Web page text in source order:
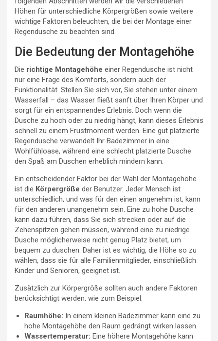
Höhen für unterschiedliche Körpergrößen sowie weitere
wichtige Faktoren beleuchten, die bei der Montage einer
Regendusche zu beachten sind.
Die Bedeutung der Montagehöhe
Die richtige Montagehöhe einer Regendusche ist nicht
nur eine Frage des Komforts, sondern auch der
Funktionalität. Stellen Sie sich vor, Sie stehen unter einem
Wasserfall – das Wasser fließt sanft über Ihren Körper und
sorgt für ein entspannendes Erlebnis. Doch wenn die
Dusche zu hoch oder zu niedrig hängt, kann dieses Erlebnis
schnell zu einem Frustmoment werden. Eine gut platzierte
Regendusche verwandelt Ihr Badezimmer in eine
Wohlfühloase, während eine schlecht platzierte Dusche
den Spaß am Duschen erheblich mindern kann.
Ein entscheidender Faktor bei der Wahl der Montagehöhe
ist die Körpergröße der Benutzer. Jeder Mensch ist
unterschiedlich, und was für den einen angenehm ist, kann
für den anderen unangenehm sein. Eine zu hohe Dusche
kann dazu führen, dass Sie sich strecken oder auf die
Zehenspitzen gehen müssen, während eine zu niedrige
Dusche möglicherweise nicht genug Platz bietet, um
bequem zu duschen. Daher ist es wichtig, die Höhe so zu
wählen, dass sie für alle Familienmitglieder, einschließlich
Kinder und Senioren, geeignet ist.
Zusätzlich zur Körpergröße sollten auch andere Faktoren
berücksichtigt werden, wie zum Beispiel:
Raumhöhe: In einem kleinen Badezimmer kann eine zu
hohe Montagehöhe den Raum gedrängt wirken lassen.
Wassertemperatur: Eine höhere Montagehöhe kann